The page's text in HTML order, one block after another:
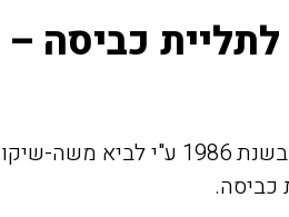
כביסה
הינה חברה מקצועית אשר הוקמה בשנת
כביסה.